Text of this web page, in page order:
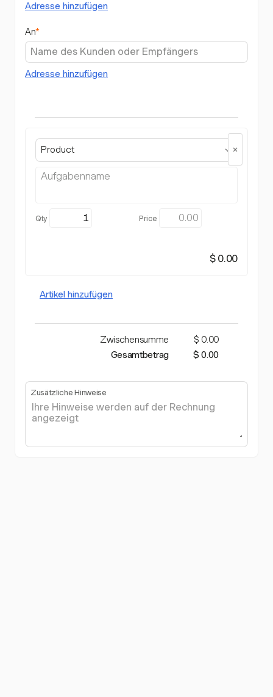
Adresse hinzufügen
An*
Adresse hinzufügen
Product
$ 0.00
Artikel hinzufügen
Zwischensumme
$ 0.00
Gesamtbetrag
$ 0.00
Zusätzliche Hinweise